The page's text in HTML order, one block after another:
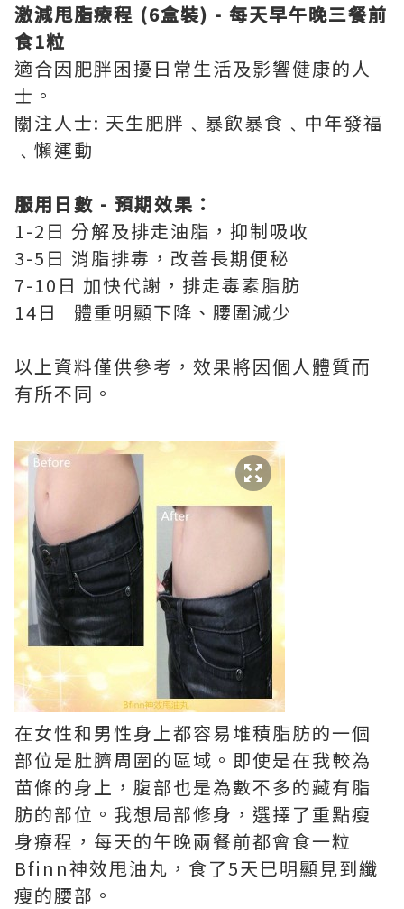
激減甩脂療程 (6盒裝) - 每天早午晚三餐前
食1粒
適合因肥胖困擾日常生活及影響健康的人
士。
關注人士: 天生肥胖﹑暴飲暴食﹑中年發福
﹑懶運動
服用日數 - 預期效果：
1-2日 分解及排走油脂，抑制吸收
3-5日 消脂排毒，改善長期便秘
7-10日 加快代謝，排走毒素脂肪
14日 體重明顯下降、腰圍減少
以上資料僅供參考，效果將因個人體質而
有所不同。
在女性和男性身上都容易堆積脂肪的一個
部位是肚臍周圍的區域。即使是在我較為
苗條的身上，腹部也是為數不多的藏有脂
肪的部位。我想局部修身，選擇了重點瘦
身療程，每天的午晚兩餐前都會食一粒
Bfinn神效甩油丸，食了5天巳明顯見到纖
瘦的腰部。